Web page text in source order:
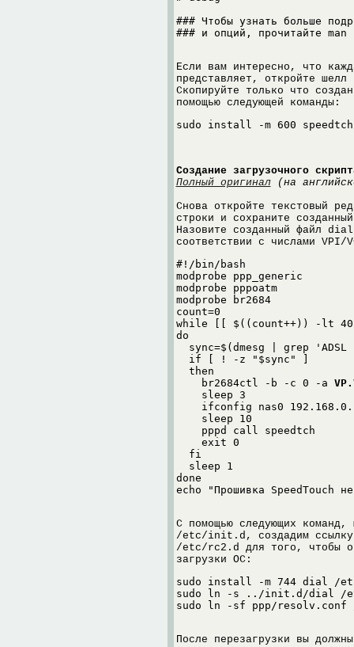
### Чтобы узнать больше
Если вам интересно, что
представляет, откройте
Скопируйте только что
помощью следующей команды:
Создание загрузочного
Полный оригинал(на
Снова откройте текстовый
строки и сохраните
Назовите созданный файл
соответствии с числами VPI/
#!/bin/bash
modprobe ppp_generic
modprobe pppoatm
modprobe br2684
count=0
while [[ $((count++)) -lt
do
sync=$(dmesg | grep 'ADSL
  if [ ! -z "$sync" ]
  then
    br2684ctl -b -c 0 -a
    sleep 3
ifconfig nas0
    sleep 10
    pppd call speedtch
    exit 0
  fi
  sleep 1
done
С помощью следующих команд,
/etc/init.d, создадим
/etc/rc2.d для того, чтобы
загрузки ОС:
sudo install -m 744 dial /
sudo ln -s ../init.d/dial /
После перезагрузки вы